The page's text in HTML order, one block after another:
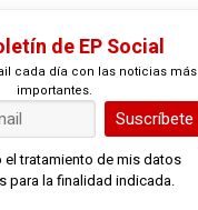
de EP Social
cada día con las noticias más
importantes.
Suscríbete
tratamiento de mis datos
para la finalidad indicada.